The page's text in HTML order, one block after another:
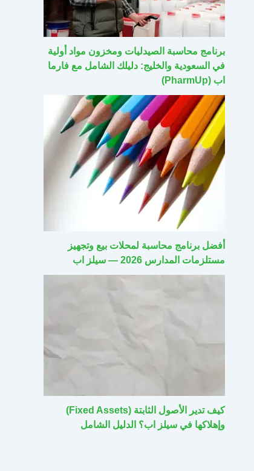
برنامج محاسبة الصيدليات ومخزون مواد أولية
في السعودية والخليج: دليلك الشامل مع فارما
اب (PharmUp)
أفضل برنامج محاسبة لمحلات بيع وتجهيز
مستلزمات المدارس 2026 — سيلز اب
كيف تدير الأصول الثابتة (Fixed Assets)
وإهلاكها في سيلز اب؟ الدليل الشامل